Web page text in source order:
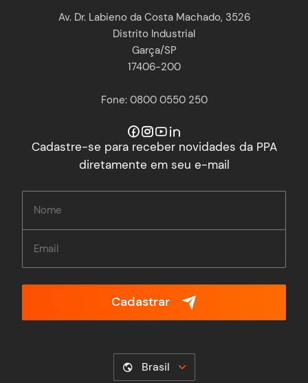
Av. Dr. Labieno da Costa Machado, 3526
Distrito Industrial
Garça/SP
17406-200
Fone: 0800 0550 250
Cadastre-se para receber novidades da PPA
diretamente em seu e-mail
Cadastrar
Brasil